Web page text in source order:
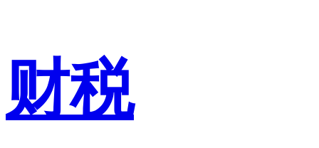
财税